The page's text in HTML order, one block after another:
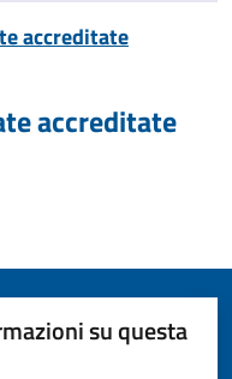
accreditate
accreditate
su questa